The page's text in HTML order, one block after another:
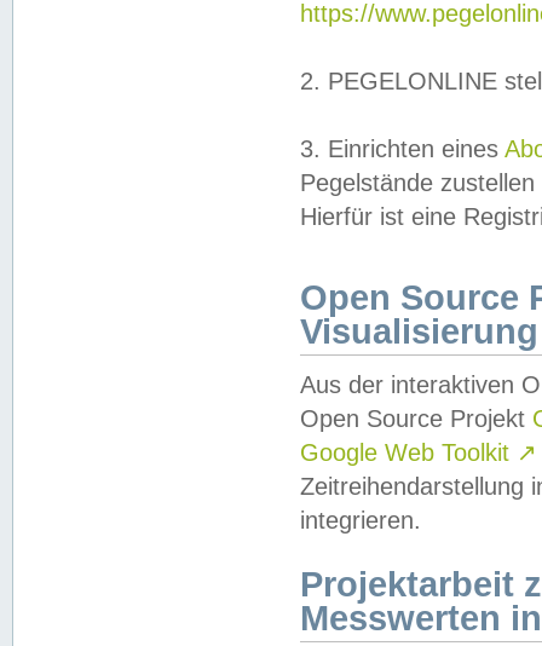
https://
2. PEGELONLINE
3. Einrichten eines
Pegelstände
Hierfür ist eine
Open Source
Visualisierung
Aus der interaktiven
Open Source Projekt
Google Web Toolkit ↗
Zeitreihendarstellung
integrieren.
Projektarbeit
Messwerten